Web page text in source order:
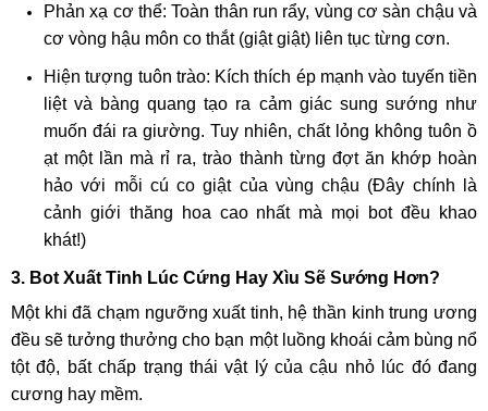
Phản xạ cơ thể: Toàn thân run rẩy, vùng cơ sàn chậu và
cơ vòng hậu môn co thắt (giật giật) liên tục từng cơn.
Hiện tượng tuôn trào: Kích thích ép mạnh vào tuyến tiền
liệt và bàng quang tạo ra cảm giác sung sướng như
muốn đái ra giường. Tuy nhiên, chất lỏng không tuôn ồ
ạt một lần mà rỉ ra, trào thành từng đợt ăn khớp hoàn
hảo với mỗi cú co giật của vùng chậu (Đây chính là
cảnh giới thăng hoa cao nhất mà mọi bot đều khao
khát!)
3. Bot Xuất Tinh Lúc Cứng Hay Xìu Sẽ Sướng Hơn?
Một khi đã chạm ngưỡng xuất tinh, hệ thần kinh trung ương
đều sẽ tưởng thưởng cho bạn một luồng khoái cảm bùng nổ
tột độ, bất chấp trạng thái vật lý của cậu nhỏ lúc đó đang
cương hay mềm.